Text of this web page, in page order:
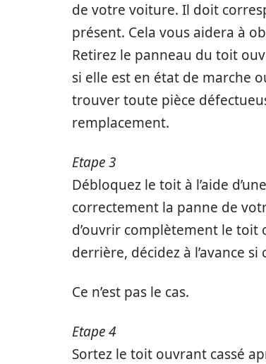
de votre voiture. Il doit
présent. Cela vous aidera à
Retirez le panneau du toit
si elle est en état de marche
trouver toute pièce
remplacement.
Etape 3
Débloquez le toit à l’aide
correctement la panne de
d’ouvrir complètement le
derrière, décidez à l’avance si
Ce n’est pas le cas.
Etape 4
Sortez le toit ouvrant cassé